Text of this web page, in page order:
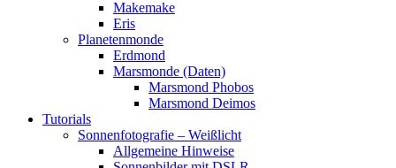
Makemake
Eris
Planetenmonde
Erdmond
Marsmonde (Daten)
Marsmond Phobos
Marsmond Deimos
Tutorials
Sonnenfotografie – Weißlicht
Allgemeine Hinweise